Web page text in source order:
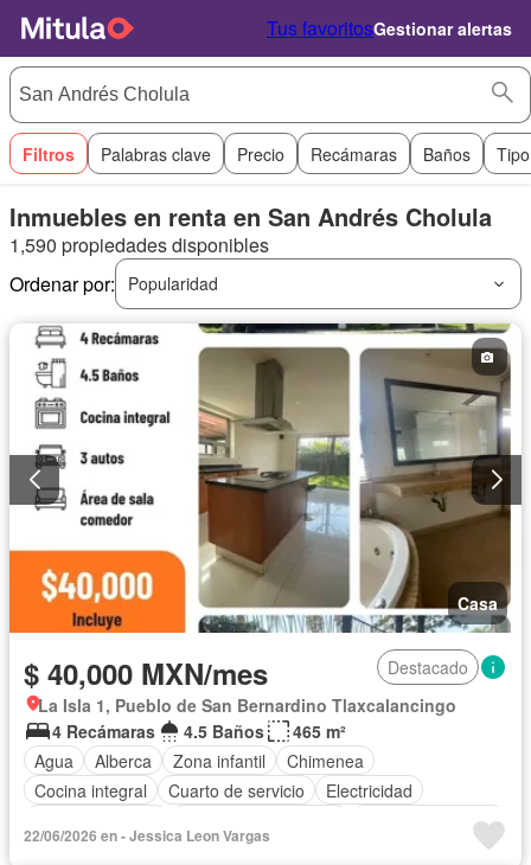
Tus favoritosGestionar alertas
Filtros Palabras clave Precio Recámaras Baños
Inmuebles en renta en San Andrés Cholula
1,590 propiedades disponibles
Ordenar por:
Popularidad
Casa
$ 40,000 MXN/mes
Destacado
La Isla 1, Pueblo de San Bernardino Tlaxcalancingo
4 Recámaras
4.5 Baños
465 m²
Agua
Alberca Zona infantil
Chimenea
Cocina integral
Cuarto de servicio
Electricidad
Permite mascotas
Permite niños
Sin amueblar
22/06/2026 en - Jessica Leon Vargas